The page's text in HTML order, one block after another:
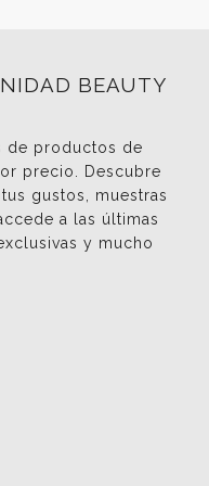
BEAUTY
de productos de
precio. Descubre
gustos, muestras
a las últimas
y mucho